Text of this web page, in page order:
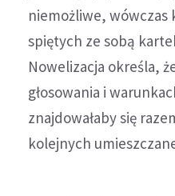
niemożliwe, wówczas
spiętych ze sobą
Nowelizacja określa,
głosowania i
znajdowałaby się
kolejnych